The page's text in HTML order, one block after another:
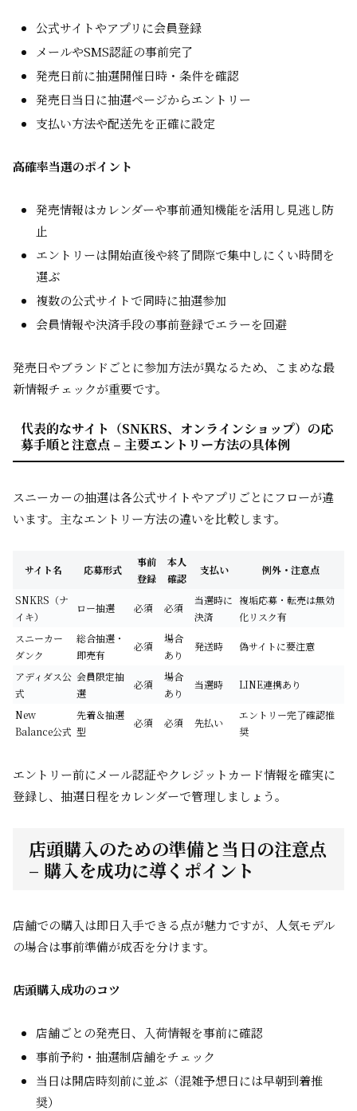
公式サイトやアプリに会員登録
メールやSMS認証の事前完了
発売日前に抽選開催日時・条件を確認
発売日当日に抽選ページからエントリー
支払い方法や配送先を正確に設定
高確率当選のポイント
発売情報はカレンダーや事前通知機能を活用し見逃し防
止
エントリーは開始直後や終了間際で集中しにくい時間を
選ぶ
複数の公式サイトで同時に抽選参加
会員情報や決済手段の事前登録でエラーを回避
発売日やブランドごとに参加方法が異なるため、こまめな最
新情報チェックが重要です。
代表的なサイト（SNKRS、オンラインショップ）の応
募手順と注意点 – 主要エントリー方法の具体例
スニーカーの抽選は各公式サイトやアプリごとにフローが違
います。主なエントリー方法の違いを比較します。
サイト名 応募形式
事前
登録
本人
確認
支払い 例外・注意点
SNKRS（ナ
イキ）
ロー抽選 必須 必須
当選時に
決済
複垢応募・転売は無効
化リスク有
スニーカー
ダンク
総合抽選・
即売有
必須
場合
あり
発送時 偽サイトに要注意
アディダス公
式
会員限定抽
選
必須
場合
あり
当選時 LINE連携あり
New
Balance公式
先着＆抽選
型
必須 必須 先払い
エントリー完了確認推
奨
エントリー前にメール認証やクレジットカード情報を確実に
登録し、抽選日程をカレンダーで管理しましょう。
店頭購入のための準備と当日の注意点
– 購入を成功に導くポイント
店舗での購入は即日入手できる点が魅力ですが、人気モデル
の場合は事前準備が成否を分けます。
店頭購入成功のコツ
店舗ごとの発売日、入荷情報を事前に確認
事前予約・抽選制店舗をチェック
当日は開店時刻前に並ぶ（混雑予想日には早朝到着推
奨）